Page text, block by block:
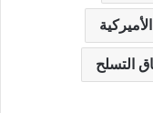
التسلح